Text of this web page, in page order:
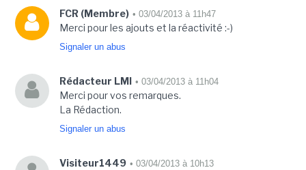
FCR (Membre) • 03/04/2013 à 11h47
Merci pour les ajouts et la réactivité :-)
Signaler un abus
Rédacteur LMI • 03/04/2013 à 11h04
Merci pour vos remarques.
La Rédaction.
Signaler un abus
Visiteur1449 • 03/04/2013 à 10h13